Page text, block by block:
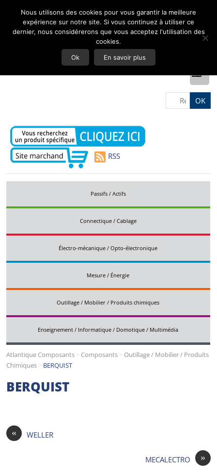
RSS
Passifs / Actifs
Connectique / Cablage
Électro-mécanique / Opto-électronique
Mesure / Énergie
Outillage / Mobilier / Produits chimiques
Enseignement / Informatique / Domotique / Multimédia
Atlantique Composants > Composants > Outillage / Mobilier / Produits
Chimiques > BERQUIST
BERQUIST
« WELLER
»
MECALECTRO
Nous utilisons des cookies pour vous garantir la meilleure
expérience sur notre site. Si vous continuez à utiliser ce
dernier, nous considérerons que vous acceptez l'utilisation des
cookies.
Ok En savoir plus